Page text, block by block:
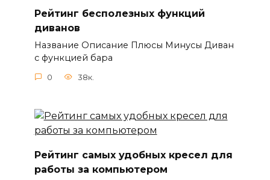
Рейтинг бесполезных функций
диванов
Название Описание Плюсы Минусы Диван
с функцией бара
0 38к.
Рейтинг самых удобных кресел для
работы за компьютером